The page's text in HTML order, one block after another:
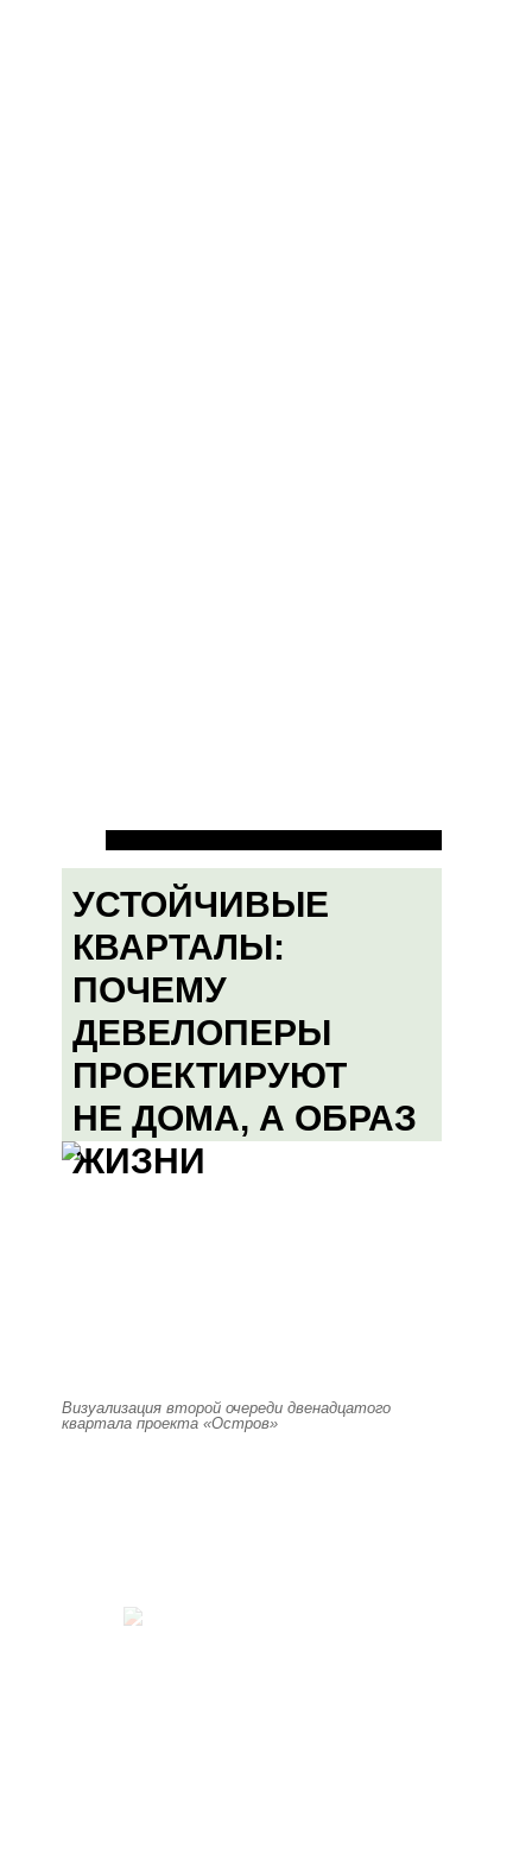
УСТОЙЧИВЫЕ
КВАРТАЛЫ:
ПОЧЕМУ
ДЕВЕЛОПЕРЫ
ПРОЕКТИРУЮТ
НЕ ДОМА, А ОБРАЗ
ЖИЗНИ
Визуализация второй очереди двенадцатого
квартала проекта «Остров»